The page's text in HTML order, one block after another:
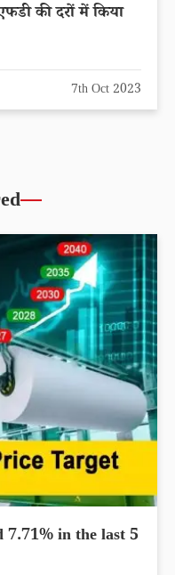
की दरों में किया
7th Oct 2023
7.71% in the last 5